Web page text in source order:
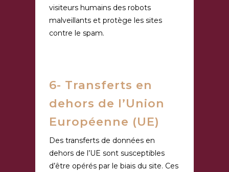
visiteurs humains des robots
malveillants et protège les sites
contre le spam.
6- Transferts en
dehors de l’Union
Européenne (UE)
Des transferts de données en
dehors de l’UE sont susceptibles
d’être opérés par le biais du site. Ces